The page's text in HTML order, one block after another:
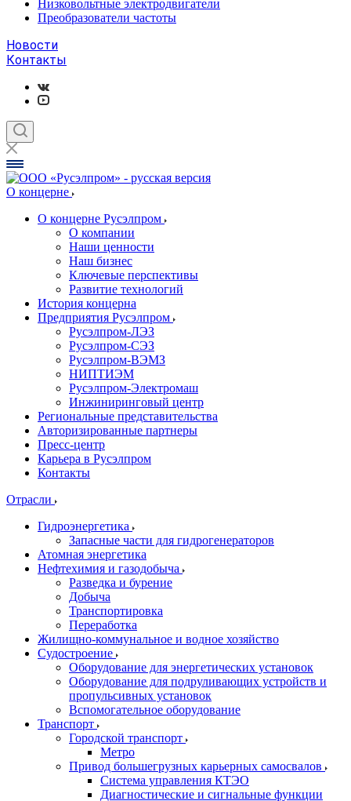
Низковольтные электродвигатели
Преобразователи частоты
Новости
Контакты
О концерне
О концерне Русэлпром
О компании
Наши ценности
Наш бизнес
Ключевые перспективы
Развитие технологий
История концерна
Предприятия Русэлпром
Русэлпром-ЛЭЗ
Русэлпром-СЭЗ
Русэлпром-ВЭМЗ
НИПТИЭМ
Русэлпром-Электромаш
Инжиниринговый центр
Региональные представительства
Авторизированные партнеры
Пресс-центр
Карьера в Русэлпром
Контакты
Отрасли
Гидроэнергетика
Запасные части для гидрогенераторов
Атомная энергетика
Нефтехимия и газодобыча
Разведка и бурение
Добыча
Транспортировка
Переработка
Жилищно-коммунальное и водное хозяйство
Судостроение
Оборудование для энергетических установок
Оборудование для подруливающих устройств и
пропульсивных установок
Вспомогательное оборудование
Транспорт
Городской транспорт
Метро
Привод большегрузных карьерных самосвалов
Система управления КТЭО
Диагностические и сигнальные функции